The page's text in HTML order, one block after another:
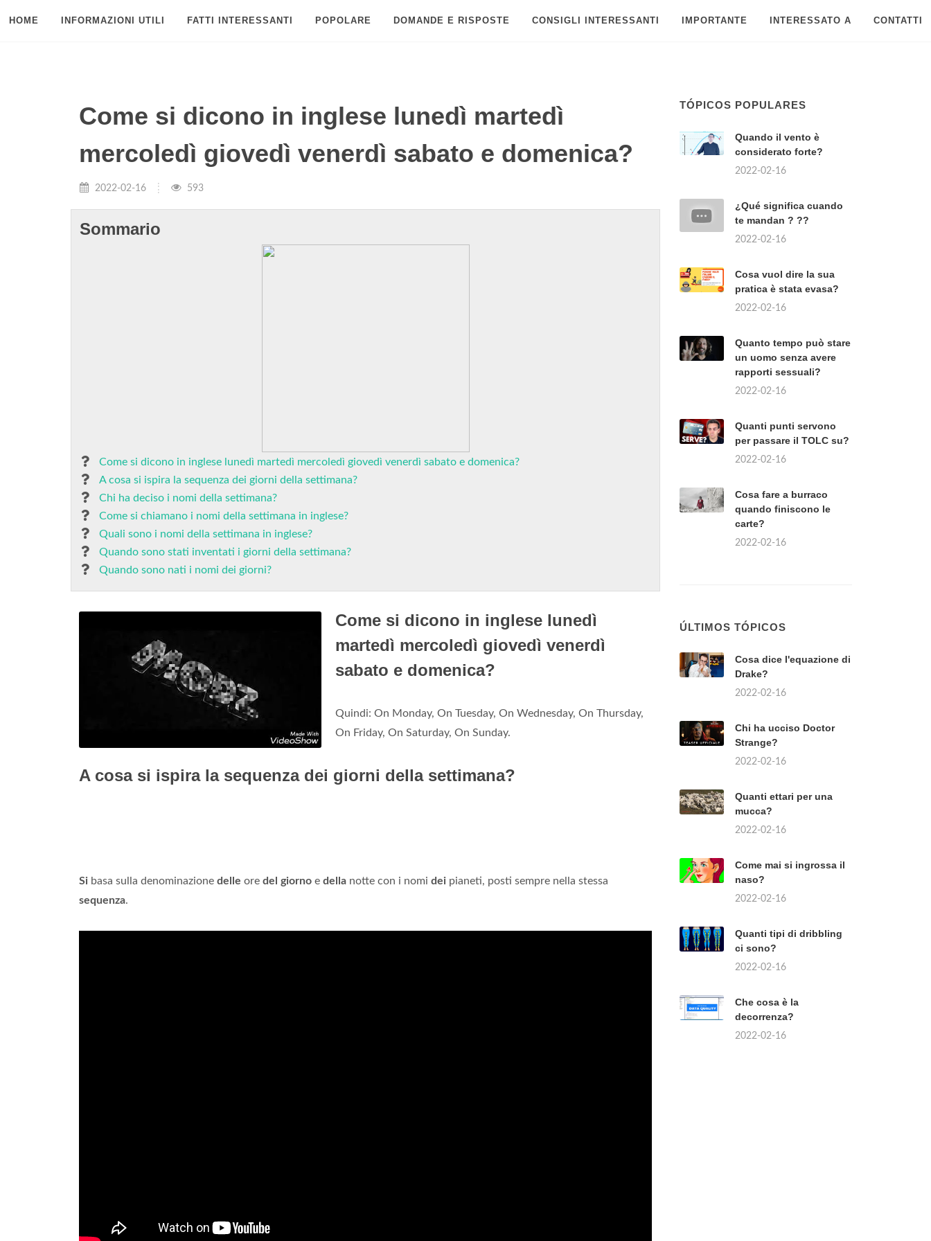
HOME INFORMAZIONI UTILI FATTI INTERESSANTI POPOLARE DOMANDE E RISPOSTE CONSIGLI INTERESSANTI IMPORTANTE INTERESSATO A CONTATTI
Come si dicono in inglese lunedì martedì
mercoledì giovedì venerdì sabato e domenica?
2022-02-16 593
Sommario
Come si dicono in inglese lunedì martedì mercoledì giovedì venerdì sabato e domenica?
A cosa si ispira la sequenza dei giorni della settimana?
Chi ha deciso i nomi della settimana?
Come si chiamano i nomi della settimana in inglese?
Quali sono i nomi della settimana in inglese?
Quando sono stati inventati i giorni della settimana?
Quando sono nati i nomi dei giorni?
Come si dicono in inglese lunedì
martedì mercoledì giovedì venerdì
sabato e domenica?
Quindi: On Monday, On Tuesday, On Wednesday, On Thursday,
On Friday, On Saturday, On Sunday.
A cosa si ispira la sequenza dei giorni della settimana?
Si basa sulla denominazione delle ore del giorno e della notte con i nomi dei pianeti, posti sempre nella stessa
sequenza.
TÓPICOS POPULARES
Quando il vento è
considerato forte?
2022-02-16
¿Qué significa cuando
te mandan ? ??
2022-02-16
Cosa vuol dire la sua
pratica è stata evasa?
2022-02-16
Quanto tempo può stare
un uomo senza avere
rapporti sessuali?
2022-02-16
Quanti punti servono
per passare il TOLC su?
2022-02-16
Cosa fare a burraco
quando finiscono le
carte?
2022-02-16
ÚLTIMOS TÓPICOS
Cosa dice l'equazione di
Drake?
2022-02-16
Chi ha ucciso Doctor
Strange?
2022-02-16
Quanti ettari per una
mucca?
2022-02-16
Come mai si ingrossa il
naso?
2022-02-16
Quanti tipi di dribbling
ci sono?
2022-02-16
Che cosa è la
decorrenza?
2022-02-16